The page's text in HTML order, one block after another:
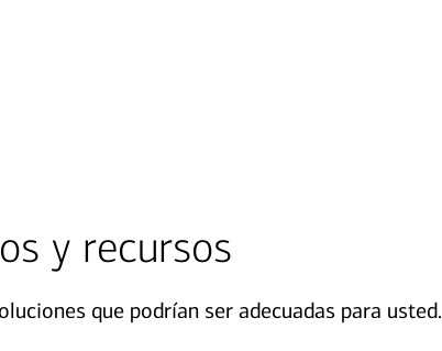
y recursos
que podrían ser adecuadas para usted.